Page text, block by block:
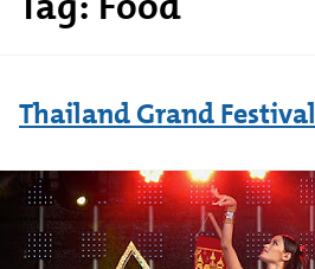
Thailand Grand Festival